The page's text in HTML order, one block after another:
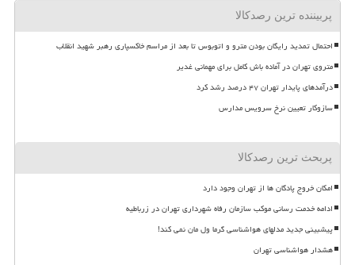
پربیننده ترین رصدکالا
احتمال تمدید رایگان بودن مترو و اتوبوس تا بعد از مراسم خاکسپاری رهبر شهید انقلاب
متروی تهران در آماده باش کامل برای مهمانی غدیر
درآمدهای پایدار تهران ۴۷ درصد رشد کرد
سازوکار تعیین نرخ سرویس مدارس
پربحث ترین رصدکالا
امکان خروج پادگان ها از تهران وجود دارد
ادامه خدمت رسانی موکب سازمان رفاه شهرداری تهران در زرباطیه
پیشبینی جدید مدلهای هواشناسی گرما ول مان نمی کند!
هشدار هواشناسی تهران